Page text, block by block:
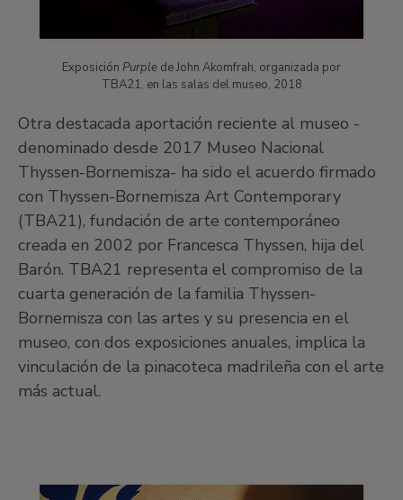
Exposición Purple de John Akomfrah, organizada por
TBA21, en las salas del museo, 2018
Otra destacada aportación reciente al museo -
denominado desde 2017 Museo Nacional
Thyssen-Bornemisza- ha sido el acuerdo firmado
con Thyssen-Bornemisza Art Contemporary
(TBA21), fundación de arte contemporáneo
creada en 2002 por Francesca Thyssen, hija del
Barón. TBA21 representa el compromiso de la
cuarta generación de la familia Thyssen-
Bornemisza con las artes y su presencia en el
museo, con dos exposiciones anuales, implica la
vinculación de la pinacoteca madrileña con el arte
más actual.